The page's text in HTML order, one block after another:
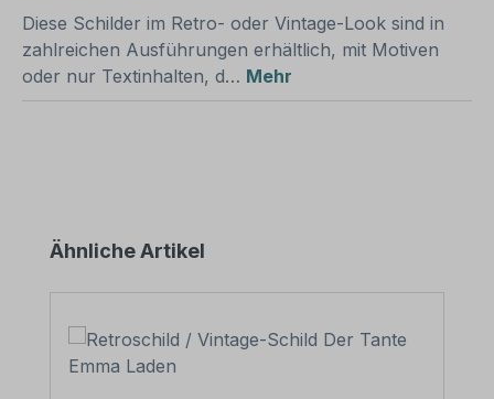
Diese Schilder im Retro- oder Vintage-Look sind in
zahlreichen Ausführungen erhältlich, mit Motiven
oder nur Textinhalten, d… Mehr
Produktgalerie überspringen
Ähnliche Artikel